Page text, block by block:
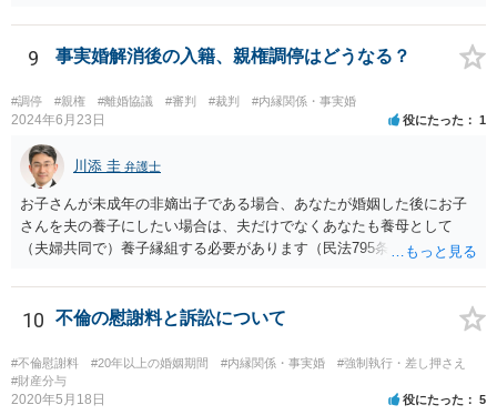
ないと目くじらを立てる依頼者もいそうなので、やはり難点がありま
たり、長期化した場合は追加着手金を請求できるようにしたりして最
悪排除額ベースの成功報酬はもらえなくても気にしないというのが良
いように思っています。 いずれにせよ、どういう形をとるにせよ、支
払う報酬額はあまり変わらないと思いますので、そのとおりに支払っ
ても損にはならないはずです。 基本的に弁護士に1時間動いてもらう
場合の相場は税抜2万円くらいですので、あなたの事件に50時間以上費
やしているのであれば排除額ベースの成功報酬が支払われないと弁護
士にとっては割りの悪い事件ということになるかと存じます。
9 事実婚解消後の入籍、親権調停はどうなる？
#調停 #親権 #離婚協議 #審判 #裁判 #内縁関係・事実婚
2024年6月23日 役にたった 1
川添 圭 弁護士
お子さんが未成年の非嫡出子である場合、あなたが婚姻した後にお子
さんを夫の養子にしたい場合は、夫だけでなくあなたも養母として
（夫婦共同で）養子縁組する必要があります（民法795条本文）。これ
母と子の間が非嫡出子の関係のままではバランスに欠けるためである
と説明されています。 そして、再婚後の養子縁組によって夫婦の共同
親権となった場合は、血縁上の父親からの父を親権者とする協議に代
わる調停及び審判（民法819条5項）は認められないと考えます。 この
点について明確な判例はありませんが、離婚後の親権者変更（民法819
条6項）においては、離婚後に親権者が再婚して元夫婦の子と再婚相手
10 不倫の慰謝料と訴訟について
#不倫慰謝料 #20年以上の婚姻期間 #内縁関係・事実婚
#強制執行・差し押さえ
#財産分与
2020年5月18日 役にたった 5